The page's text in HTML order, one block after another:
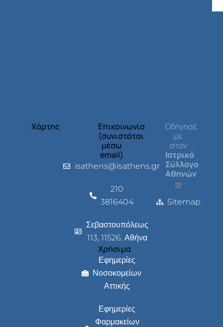
Χάρτης
Επικοινωνία
(συνιστάται
μέσω
email)
isathens@isathens.gr
210
3816404
Σεβαστουπόλεως
113, 11526, Αθήνα
Χρήσιμα
Εφημερίες
Νοσοκομείων
Αττικής
Εφημερίες
Φαρμακείων
Οδήγησέ
με
στον
Ιατρικό
Σύλλογο
Αθηνών
Sitemap